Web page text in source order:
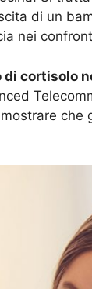
di un
nei
di cortisolo
che